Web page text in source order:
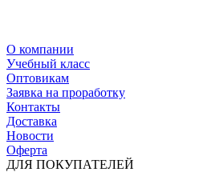
О компании
Учебный класс
Оптовикам
Заявка на проработку
Контакты
Доставка
Новости
Оферта
ДЛЯ ПОКУПАТЕЛЕЙ